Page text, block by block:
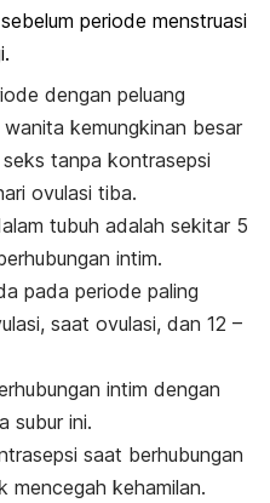
periode menstruasi
dengan peluang
kemungkinan besar
tanpa kontrasepsi
ovulasi tiba.
tubuh adalah sekitar 5
intim.
pada periode paling
saat ovulasi, dan 12 –
intim dengan
subur ini.
saat berhubungan
mencegah kehamilan.